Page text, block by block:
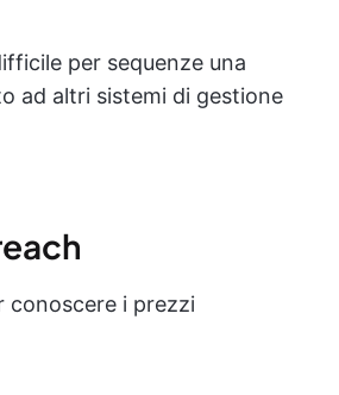
per sequenze una
ad altri sistemi di gestione
conoscere i prezzi